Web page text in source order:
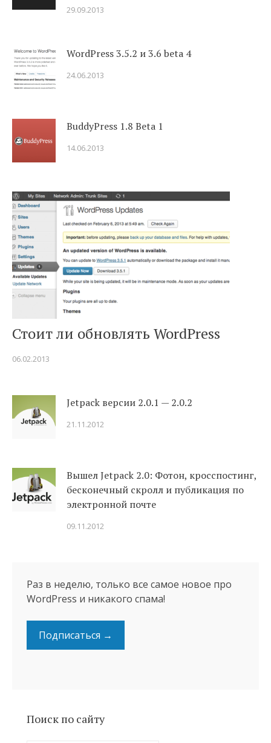
29.09.2013
WordPress 3.5.2 и 3.6 beta 4
24.06.2013
BuddyPress 1.8 Beta 1
14.06.2013
Стоит ли обновлять WordPress
06.02.2013
Jetpack версии 2.0.1 — 2.0.2
21.11.2012
Вышел Jetpack 2.0: Фотон, кросспостинг,
бесконечный скролл и публикация по
электронной почте
09.11.2012
Раз в неделю, только все самое новое про
WordPress и никакого спама!
Подписаться →
Поиск по сайту